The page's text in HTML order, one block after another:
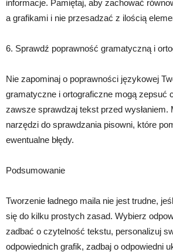
informacje. Pamiętaj, aby zachować
a grafikami i nie przesadzać z ilością
6. Sprawdź poprawność gramatyczną i
Nie zapominaj o poprawności językowej
gramatyczne i ortograficzne mogą zepsuć
zawsze sprawdzaj tekst przed
narzędzi do sprawdzania pisowni, które
ewentualne błędy.
Podsumowanie
Tworzenie ładnego maila nie jest trudne,
się do kilku prostych zasad. Wybierz
zadbać o czytelność tekstu, personalizuj
odpowiednich grafik, zadbaj o odpowiedni